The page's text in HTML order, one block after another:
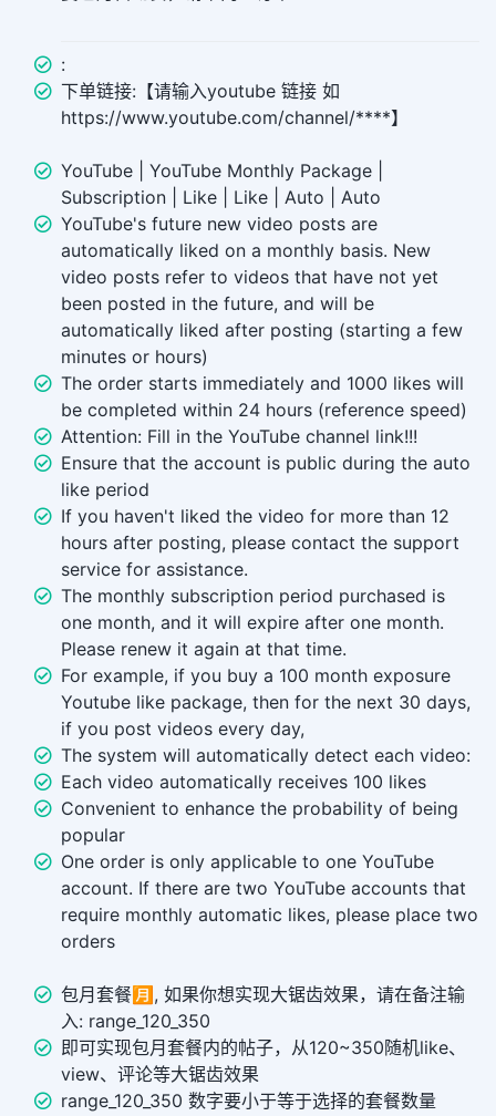
:
下单链接:【请输入youtube 链接 如
https://www.youtube.com/channel/****】
YouTube | YouTube Monthly Package |
Subscription | Like | Like | Auto | Auto
YouTube's future new video posts are
automatically liked on a monthly basis. New
video posts refer to videos that have not yet
been posted in the future, and will be
automatically liked after posting (starting a few
minutes or hours)
The order starts immediately and 1000 likes will
be completed within 24 hours (reference speed)
Attention: Fill in the YouTube channel link!!!
Ensure that the account is public during the auto
like period
If you haven't liked the video for more than 12
hours after posting, please contact the support
service for assistance.
The monthly subscription period purchased is
one month, and it will expire after one month.
Please renew it again at that time.
For example, if you buy a 100 month exposure
Youtube like package, then for the next 30 days,
if you post videos every day,
The system will automatically detect each video:
Each video automatically receives 100 likes
Convenient to enhance the probability of being
popular
One order is only applicable to one YouTube
account. If there are two YouTube accounts that
require monthly automatic likes, please place two
orders
包月套餐🈷️, 如果你想实现大锯齿效果，请在备注输
入: range_120_350
即可实现包月套餐内的帖子，从120~350随机like、
view、评论等大锯齿效果
range_120_350 数字要小于等于选择的套餐数量